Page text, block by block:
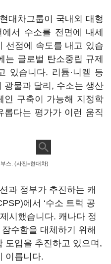
대차그룹이 국내외 대형
서 수소를 전면에 내세
선점에 속도를 내고 있습
는 글로벌 탄소중립 규제
있습니다. 리튬·니켈 등
광물과 달리, 수소는 생산
인 구축이 가능해 지정학
롭다는 평가가 이런 움직
스. (사진=현대차)
과 정부가 추진하는 캐
에서 ‘수소 트럭 공
시했습니다. 캐나다 정
수함을 대체하기 위해
도입을 추진하고 있으며,
이릅니다.